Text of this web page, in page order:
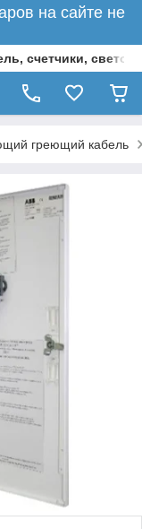
на сайте не
счетчики,
греющий кабель